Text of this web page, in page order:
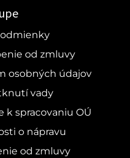
od zmluvy
osobných údajov
vady
k spracovaniu OÚ
o nápravu
od zmluvy